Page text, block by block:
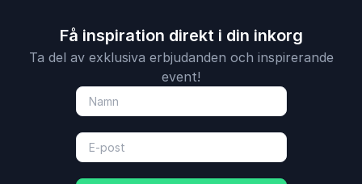
Få inspiration direkt i din inkorg
Ta del av exklusiva erbjudanden och inspirerande
event!